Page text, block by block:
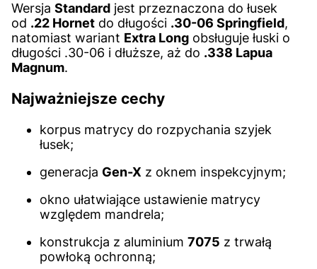
Wersja Standard jest przeznaczona do łusek
od .22 Hornet do długości .30-06 Springfield,
natomiast wariant Extra Long obsługuje łuski o
długości .30-06 i dłuższe, aż do .338 Lapua
Magnum.
Najważniejsze cechy
korpus matrycy do rozpychania szyjek
łusek;
generacja Gen-X z oknem inspekcyjnym;
okno ułatwiające ustawienie matrycy
względem mandrela;
konstrukcja z aluminium 7075 z trwałą
powłoką ochronną;